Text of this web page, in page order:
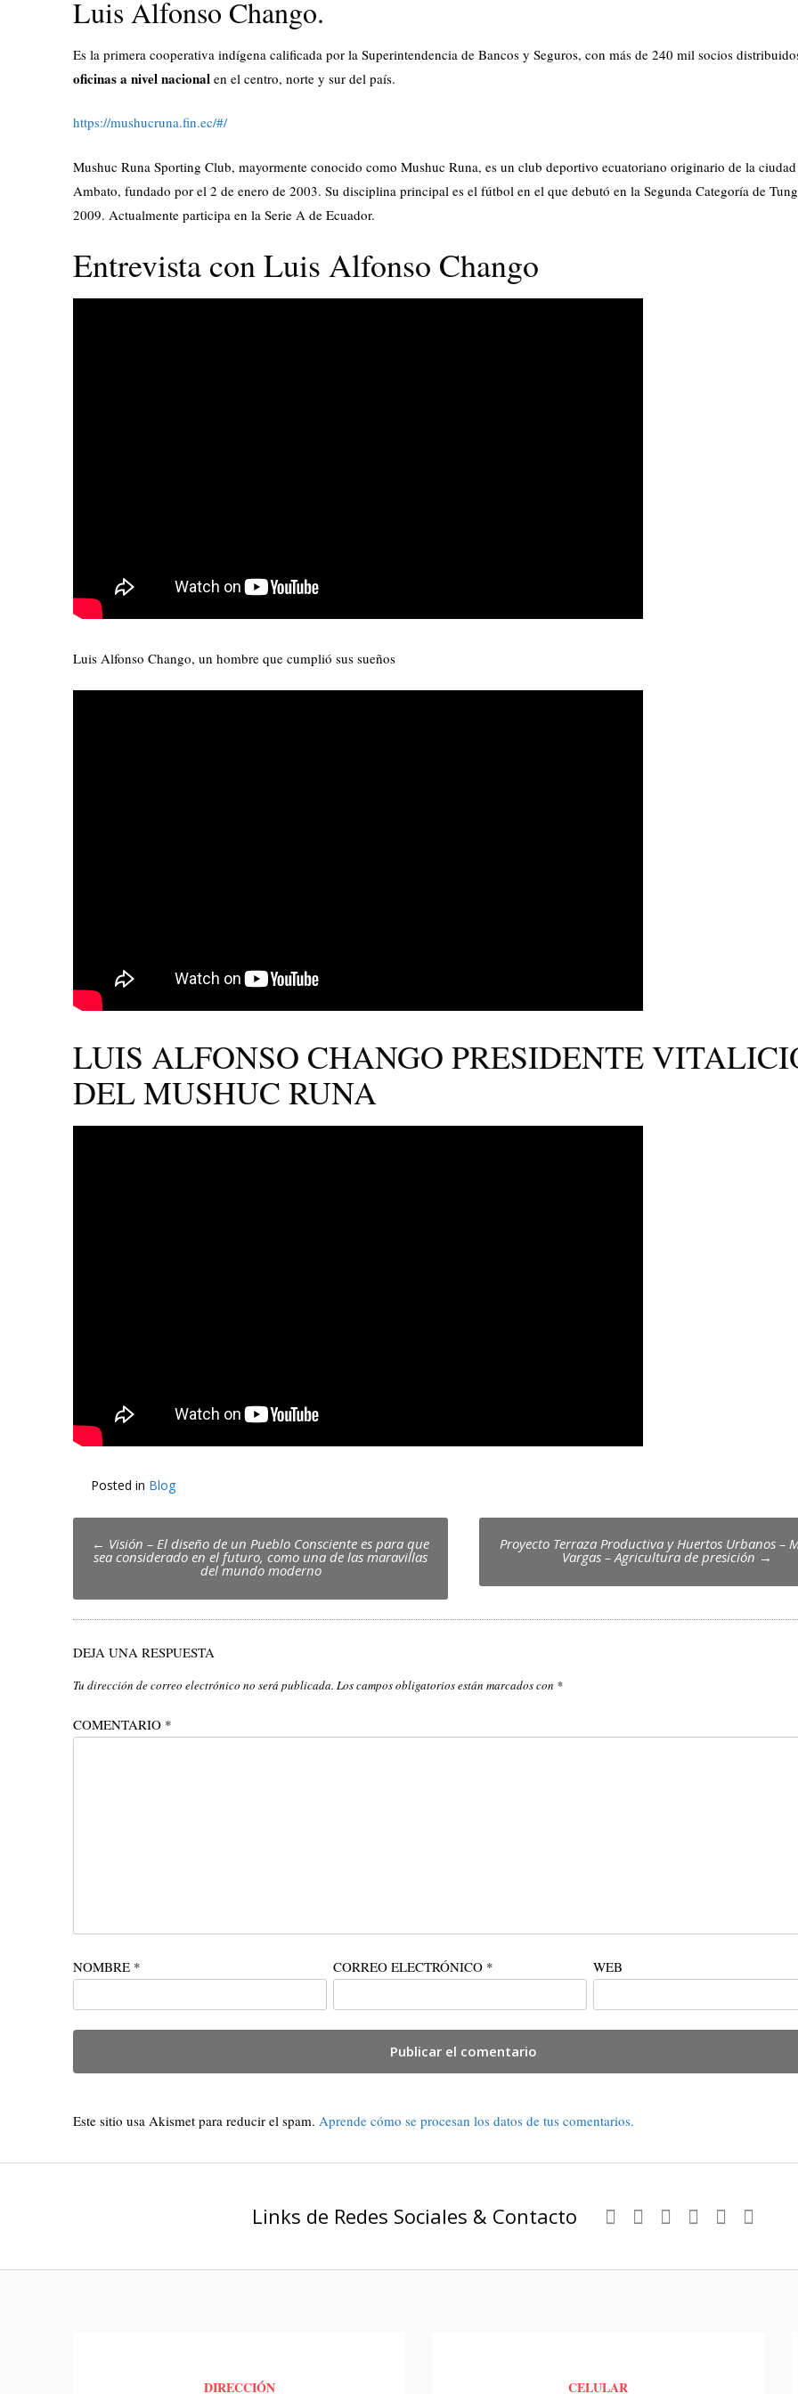
Luis Alfonso Chango.
Es la primera cooperativa indígena calificada por la Superintendencia de Bancos y Seguros, con más de 240 mil socios
oficinas a nivel nacional en el centro, norte y sur del país.
https://mushucruna.fin.ec/#/
Mushuc Runa Sporting Club, mayormente conocido como Mushuc Runa, es un club deportivo ecuatoriano originario de la
Ambato, fundado por el 2 de enero de 2003.​ Su disciplina principal es el fútbol en el que debutó en la Segunda Categoría de
2009. Actualmente participa en la Serie A de Ecuador.
Entrevista con Luis Alfonso Chango
Luis Alfonso Chango, un hombre que cumplió sus sueños
LUIS ALFONSO CHANGO PRESIDENTE
DEL MUSHUC RUNA
Posted in Blog
Post
navigation
← Visión – El diseño de un Pueblo Consciente es para que
sea considerado en el futuro, como una de las maravillas
del mundo moderno
Proyecto Terraza Productiva y Huertos Urbanos –
Vargas – Agricultura de presición →
DEJA UNA RESPUESTA
Tu dirección de correo electrónico no será publicada. Los campos obligatorios están marcados con *
COMENTARIO *
NOMBRE * CORREO ELECTRÓNICO * WEB
Este sitio usa Akismet para reducir el spam. Aprende cómo se procesan los datos de tus comentarios.
Links de Redes Sociales & Contacto
DIRECCIÓN CELULAR